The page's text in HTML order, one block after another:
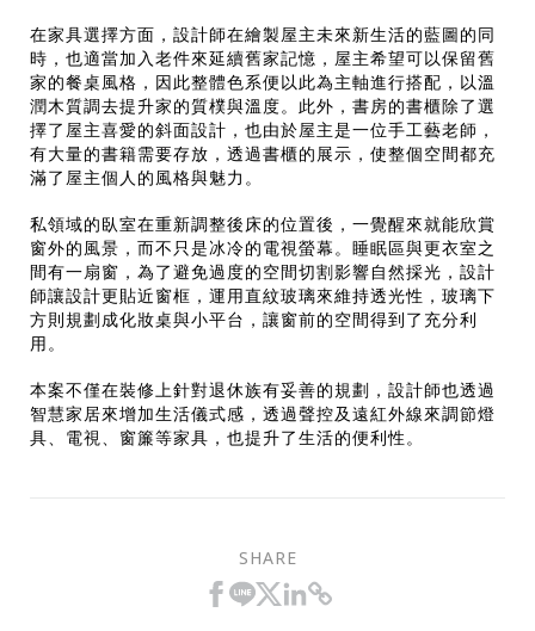
在家具選擇方面，設計師在繪製屋主未來新生活的藍圖的同
時，也適當加入老件來延續舊家記憶，屋主希望可以保留舊
家的餐桌風格，因此整體色系便以此為主軸進行搭配，以溫
潤木質調去提升家的質樸與溫度。此外，書房的書櫃除了選
擇了屋主喜愛的斜面設計，也由於屋主是一位手工藝老師，
有大量的書籍需要存放，透過書櫃的展示，使整個空間都充
滿了屋主個人的風格與魅力。
私領域的臥室在重新調整後床的位置後，一覺醒來就能欣賞
窗外的風景，而不只是冰冷的電視螢幕。睡眠區與更衣室之
間有一扇窗，為了避免過度的空間切割影響自然採光，設計
師讓設計更貼近窗框，運用直紋玻璃來維持透光性，玻璃下
方則規劃成化妝桌與小平台，讓窗前的空間得到了充分利
用。
本案不僅在裝修上針對退休族有妥善的規劃，設計師也透過
智慧家居來增加生活儀式感，透過聲控及遠紅外線來調節燈
具、電視、窗簾等家具，也提升了生活的便利性。
SHARE
僅必需的Cookies 同意